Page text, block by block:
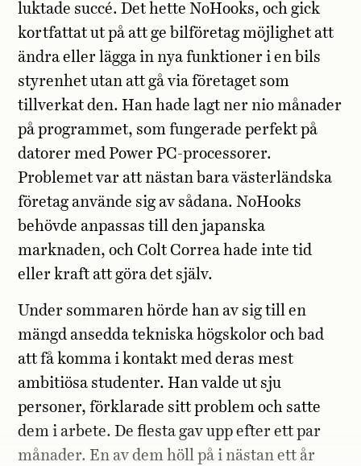
luktade succé. Det hette NoHooks, och gick
kortfattat ut på att ge bilföretag möjlighet att
ändra eller lägga in nya funktioner i en bils
styrenhet utan att gå via företaget som
tillverkat den. Han hade lagt ner nio månader
på programmet, som fungerade perfekt på
datorer med Power PC-processorer.
Problemet var att nästan bara västerländska
företag använde sig av sådana. NoHooks
behövde anpassas till den japanska
marknaden, och Colt Correa hade inte tid
eller kraft att göra det själv.
Under sommaren hörde han av sig till en
mängd ansedda tekniska högskolor och bad
att få komma i kontakt med deras mest
ambitiösa studenter. Han valde ut sju
personer, förklarade sitt problem och satte
dem i arbete. De flesta gav upp efter ett par
månader. En av dem höll på i nästan ett år